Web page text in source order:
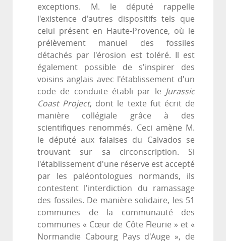
exceptions. M. le député rappelle
l'existence d'autres dispositifs tels que
celui présent en Haute-Provence, où le
prélèvement manuel des fossiles
détachés par l'érosion est toléré. Il est
également possible de s'inspirer des
voisins anglais avec l'établissement d'un
code de conduite établi par le Jurassic
Coast Project, dont le texte fut écrit de
manière collégiale grâce à des
scientifiques renommés. Ceci amène M.
le député aux falaises du Calvados se
trouvant sur sa circonscription. Si
l'établissement d'une réserve est accepté
par les paléontologues normands, ils
contestent l'interdiction du ramassage
des fossiles. De manière solidaire, les 51
communes de la communauté des
communes « Cœur de Côte Fleurie » et «
Normandie Cabourg Pays d'Auge », de